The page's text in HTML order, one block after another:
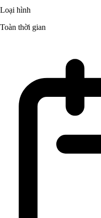
Loại hình
Toàn thời gian